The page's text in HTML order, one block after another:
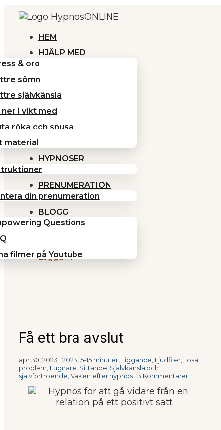
HEM
HJÄLP MED
& oro
sömn
självkänsla
ner i vikt med
röka och snusa
material
HYPNOSER
PRENUMERATION
din prenumeration
BLOGG
Questions
filmer på Youtube
Logga in
Få ett bra avslut
apr 30, 2023 | 2023 5-15 minuter, Liggande Ljudfiler, Lösa
problem Lugnare Sittande Självkänsla och
självförtroende Vaken efter hypnos| 3 Kommentarer